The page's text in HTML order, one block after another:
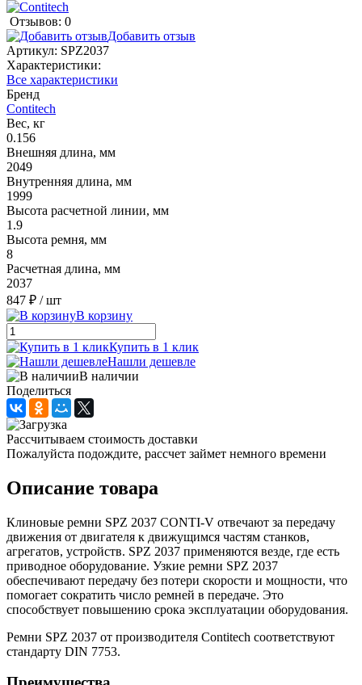
Отзывов: 0
Добавить отзыв
Артикул: SPZ2037
Характеристики:
Все характеристики
Бренд
Contitech
Вес, кг
0.156
Внешняя длина, мм
2049
Внутренняя длина, мм
1999
Высота расчетной линии, мм
1.9
Высота ремня, мм
8
Расчетная длина, мм
2037
847 ₽ / шт
В корзину
Купить в 1 клик
Нашли дешевле
В наличии
Поделиться
Рассчитываем стоимость доставки
Пожалуйста подождите, рассчет займет немного времени
Описание товара
Клиновые ремни SPZ 2037 CONTI-V отвечают за передачу
движения от двигателя к движущимся частям станков,
агрегатов, устройств. SPZ 2037 применяются везде, где есть
приводное оборудование. Узкие ремни SPZ 2037
обеспечивают передачу без потери скорости и мощности, что
помогает сократить число ремней в передаче. Это
способствует повышению срока эксплуатации оборудования.
Ремни SPZ 2037 от производителя Contitech соответствуют
стандарту DIN 7753.